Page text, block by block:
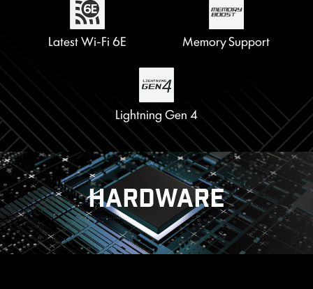
PCIe Steel Armor
Latest Wi-Fi 6E Memory Support
Lightning Gen 4
HARDWARE